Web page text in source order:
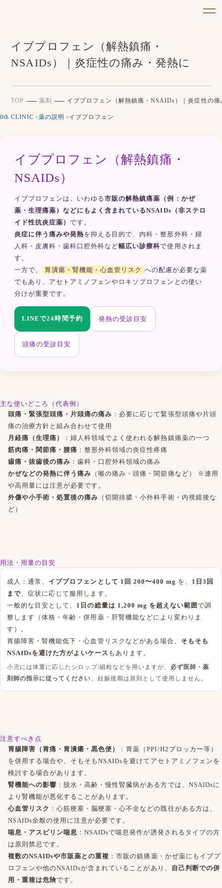
イブプロフェン（解熱鎮痛・
NSAIDs）｜炎症性の痛み・発熱に
TOP 薬剤 イブプロフェン（解熱鎮痛・NSAIDs）｜炎症性の痛
0th CLINIC › 薬の説明 › イブプロフェン
イブプロフェン（解熱鎮痛・
NSAIDs）
イブプロフェンは、いわゆる市販の解熱鎮痛薬（例：かぜ
薬・生理痛薬）などにもよく含まれているNSAIDs（非ステロ
イド性抗炎症薬） です。
炎症に伴う痛みや発熱を抑える目的で、内科・整形外科・婦
人科・皮膚科・歯科口腔外科など幅広い診療科で使用されま
す。
一方で、
胃潰瘍・腎機能・心血管リスク への配慮が必要な薬
でもあり、 アセトアミノフェンや ロキソプロフェン との使い
分けが重要です。
LINEで24時間予約 発熱の受診目安
頭痛の受診目安
主な使いどころ（代表例）
頭痛・緊張型頭痛・片頭痛の痛み ：必要に応じて緊張型頭痛や 片頭
痛の治療方針 と組み合わせて使用
月経痛（生理痛）
：婦人科領域でよく使われる解熱鎮痛薬の一つ
筋肉痛・関節痛・腰痛 ：整形外科領域の炎症性疼痛
歯痛・抜歯後の痛み ：歯科・口腔外科領域の痛み
かぜなどの発熱に伴う痛み （喉の痛み・頭痛・関節痛など） ※連用
や高用量には注意が必要です。
外傷や小手術・処置後の痛み （切開排膿・小外科手術・内視鏡後な
ど）
用法・用量の目安
成人：通常、 イブプロフェンとして 1回 200〜400 mg を、 1日3回
まで 、症状に応じて服用します。
一般的な目安として、 1日の総量は 1,200 mg を超えない範囲で調
整します（体格・年齢・併用薬・肝腎機能などにより変わりま
す）。
胃腸障害・腎機能低下・心血管リスクなどがある場合、 そもそも
NSAIDsを避けた方がよいケース もあります。
小児には体重に応じたシロップ/細粒などを用いますが、 必ず医師・薬
剤師の指示に従ってください 。妊娠後期は原則として使用しません。
注意すべき点
胃腸障害（胃痛・胃潰瘍・黒色便）
：胃薬（PPI/H2ブロッカー等）
を併用する場合や、そもそもNSAIDsを避けて アセトアミノフェン を
検討する場合があります。
腎機能への影響 ：脱水・高齢・慢性腎臓病がある方では、NSAIDsに
より腎機能が悪化することがあります。
心血管リスク ：心筋梗塞・脳梗塞・心不全などの既往がある方は、
NSAIDs全般の使用に注意が必要です。
喘息・アスピリン喘息 ：NSAIDsで喘息発作が誘発されるタイプの方
は原則禁忌です。
複数のNSAIDsや市販薬との重複 ：市販の鎮痛薬・かぜ薬にもイブプ
ロフェンや他のNSAIDsが含まれていることがあり、 自己判断での併
用・重複は危険です。